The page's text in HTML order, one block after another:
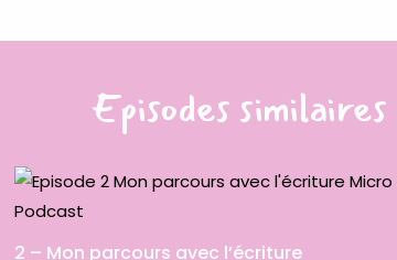
Episodes similaires
2 – Mon parcours avec l’écriture